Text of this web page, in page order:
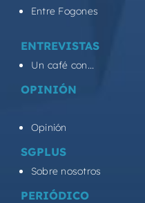
Entre Fogones
ENTREVISTAS
Un café con...
OPINIÓN
Opinión
SGPLUS
Sobre nosotros
PERIÓDICO